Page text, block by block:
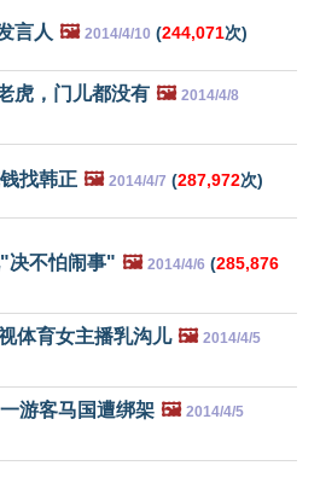
言人 🖼️ 2014/4/10 (244,071次)
虎，门儿都没有 🖼️ 2014/4/8
找韩正 🖼️ 2014/4/7 (287,972次)
决不怕闹事" 🖼️ 2014/4/6 (285,876
体育女主播乳沟儿 🖼️ 2014/4/5
游客马国遭绑架 🖼️ 2014/4/5